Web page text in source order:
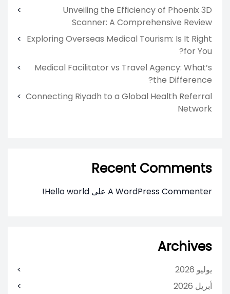
Unveiling the Efficiency of Phoenix 3D
Scanner: A Comprehensive Review
Exploring Overseas Medical Tourism: Is It Right
for You?
Medical Facilitator vs Travel Agency: What’s
the Difference?
Connecting Riyadh to a Global Health Referral
Network
Recent Comments
A WordPress Commenter على Hello world!
Archives
يوليو 2026
أبريل 2026